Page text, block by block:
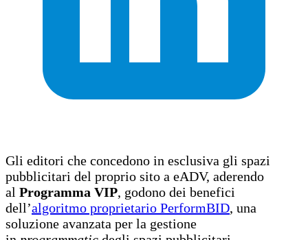
Gli editori che concedono in esclusiva gli spazi
pubblicitari del proprio sito a eADV, aderendo
al Programma VIP, godono dei benefici
dell’algoritmo proprietario PerformBID, una
soluzione avanzata per la gestione